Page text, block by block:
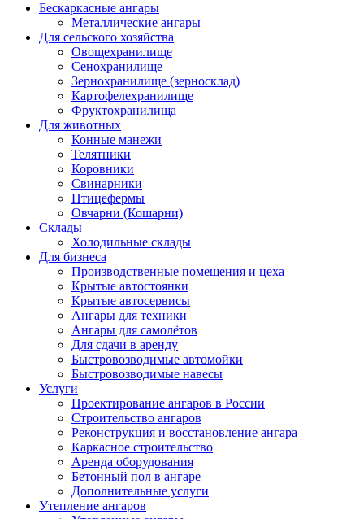
Бескаркасные ангары
Металлические ангары
Для сельского хозяйства
Овощехранилище
Сенохранилище
Зернохранилище (зерносклад)
Картофелехранилище
Фруктохранилища
Для животных
Конные манежи
Телятники
Коровники
Свинарники
Птицефермы
Овчарни (Кошарни)
Склады
Холодильные склады
Для бизнеса
Производственные помещения и цеха
Крытые автостоянки
Крытые автосервисы
Ангары для техники
Ангары для самолётов
Для сдачи в аренду
Быстровозводимые автомойки
Быстровозводимые навесы
Услуги
Проектирование ангаров в России
Строительство ангаров
Реконструкция и восстановление ангара
Каркасное строительство
Аренда оборудования
Бетонный пол в ангаре
Дополнительные услуги
Утепление ангаров